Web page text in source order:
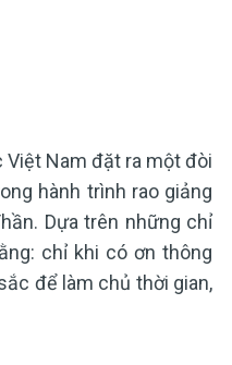
Nam đặt ra một đòi
hành trình rao giảng
Dựa trên những chỉ
chỉ khi có ơn thông
để làm chủ thời gian,